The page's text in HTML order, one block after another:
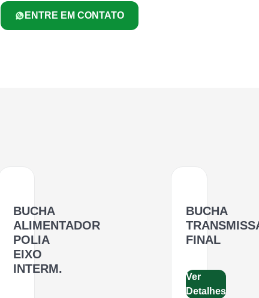
ENTRE EM CONTATO
BUCHA
ALIMENTADOR
POLIA
EIXO
INTERM.
BUCHA
FINAL
Ver
Detalhes